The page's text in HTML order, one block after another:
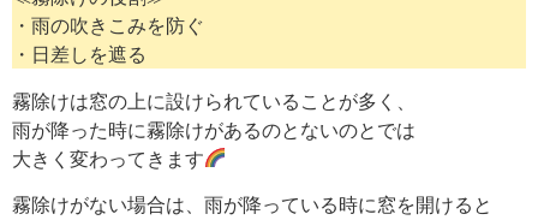
・雨の吹きこみを防ぐ
・日差しを遮る
霧除けは窓の上に設けられていることが多く、
雨が降った時に霧除けがあるのとないのとでは
大きく変わってきます
霧除けがない場合は、雨が降っている時に窓を開けると